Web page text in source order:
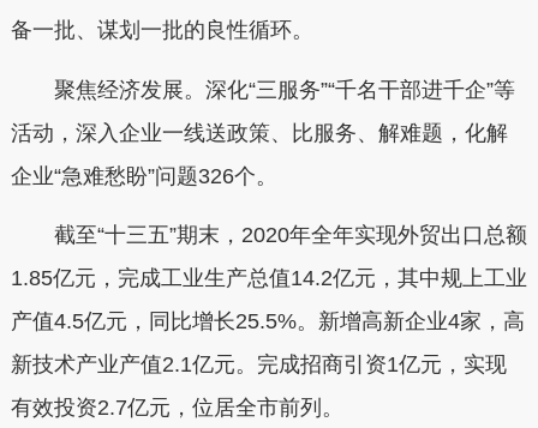
备一批、谋划一批的良性循环。
聚焦经济发展。深化“三服务”“千名干部进千企”等
活动，深入企业一线送政策、比服务、解难题，化解
企业“急难愁盼”问题326个。
截至“十三五”期末，2020年全年实现外贸出口总额
1.85亿元，完成工业生产总值14.2亿元，其中规上工业
产值4.5亿元，同比增长25.5%。新增高新企业4家，高
新技术产业产值2.1亿元。完成招商引资1亿元，实现
有效投资2.7亿元，位居全市前列。